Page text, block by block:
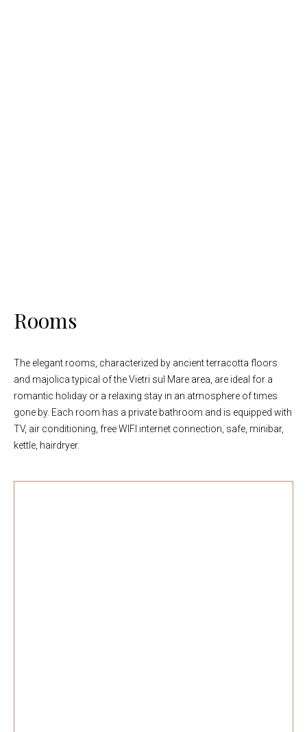
Rooms
The elegant rooms, characterized by ancient terracotta floors
and majolica typical of the Vietri sul Mare area, are ideal for a
romantic holiday or a relaxing stay in an atmosphere of times
gone by. Each room has a private bathroom and is equipped with
TV, air conditioning, free WIFI internet connection, safe, minibar,
kettle, hairdryer.